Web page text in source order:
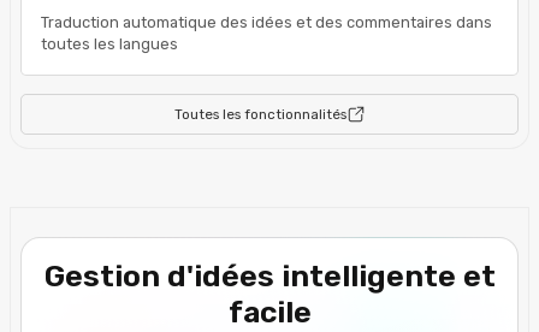
Traduction automatique des idées et des commentaires dans
toutes les langues
Toutes les fonctionnalités
Gestion d'idées intelligente et
facile